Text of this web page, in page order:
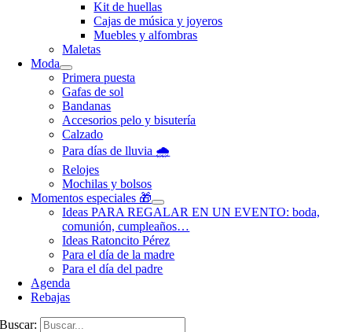
Kit de huellas
Cajas de música y joyeros
Muebles y alfombras
Maletas
Moda
Primera puesta
Gafas de sol
Bandanas
Accesorios pelo y bisutería
Calzado
Para días de lluvia 🌧️
Relojes
Mochilas y bolsos
Momentos especiales 🎁
Ideas PARA REGALAR EN UN EVENTO: boda,
comunión, cumpleaños…
Ideas Ratoncito Pérez
Para el día de la madre
Para el día del padre
Agenda
Rebajas
Buscar: